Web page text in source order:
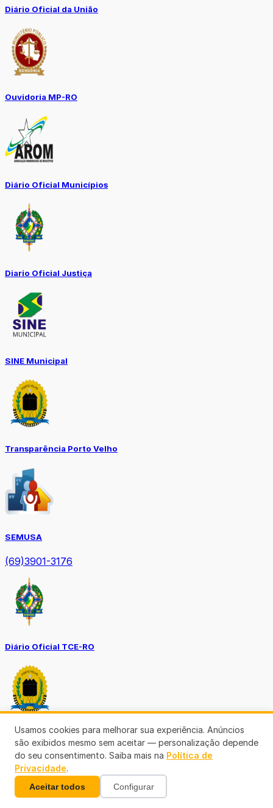
Diário Oficial da União
Ouvidoria MP-RO
Diário Oficial Municípios
Diario Oficial Justiça
SINE Municipal
Transparência Porto Velho
SEMUSA
(69)3901-3176
Diário Oficial TCE-RO
Diário Prefeitura de Porto Velho
Usamos cookies para melhorar sua experiência. Anúncios
são exibidos mesmo sem aceitar — personalização depende
do seu consentimento. Saiba mais na Política de
Privacidade.
Aceitar todos Configurar